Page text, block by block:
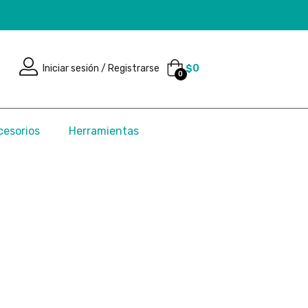
Iniciar sesión / Registrarse 0 $0
Herramientas